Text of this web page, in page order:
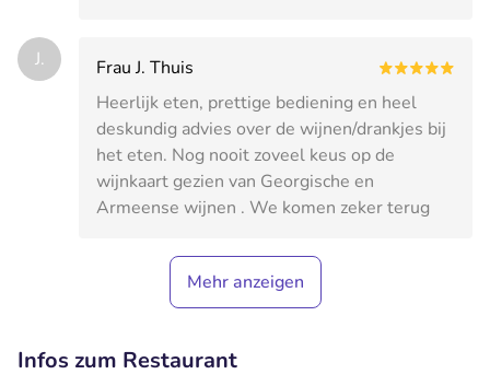
J.
Frau J. Thuis
Heerlijk eten, prettige bediening en heel
deskundig advies over de wijnen/drankjes bij
het eten. Nog nooit zoveel keus op de
wijnkaart gezien van Georgische en
Armeense wijnen . We komen zeker terug
Mehr anzeigen
Infos zum Restaurant